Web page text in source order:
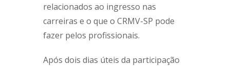
relacionados ao ingresso nas
carreiras e o que o CRMV-SP pode
fazer pelos profissionais.
Após dois dias úteis da participação